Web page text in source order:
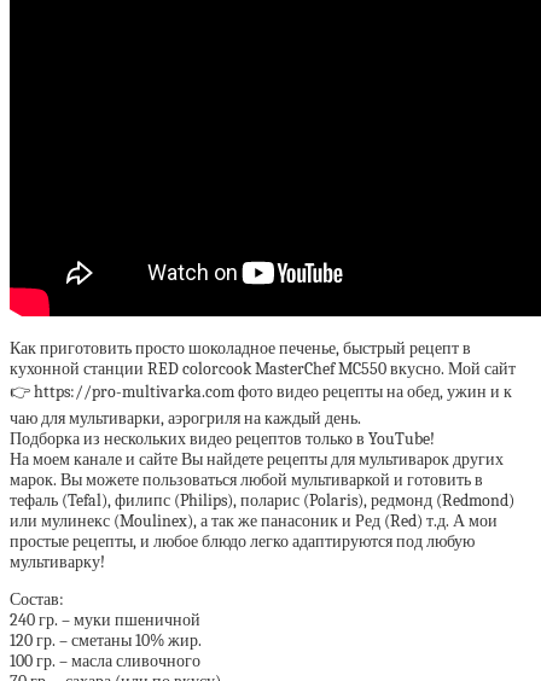
Как приготовить просто шоколадное печенье, быстрый рецепт в
кухонной станции RED colorcook MasterChef MC550 вкусно. Мой сайт
👉 https://pro-multivarka.com фото видео рецепты на обед, ужин и к
чаю для мультиварки, аэрогриля на каждый день.
Подборка из нескольких видео рецептов только в YouTube!
На моем канале и сайте Вы найдете рецепты для мультиварок других
марок. Вы можете пользоваться любой мультиваркой и готовить в
тефаль (Tefal), филипс (Philips), поларис (Polaris), редмонд (Redmond)
или мулинекс (Moulinex), а так же панасоник и Ред (Red) т.д. А мои
простые рецепты, и любое блюдо легко адаптируются под любую
мультиварку!
Состав:
240 гр. – муки пшеничной
120 гр. – сметаны 10% жир.
100 гр. – масла сливочного